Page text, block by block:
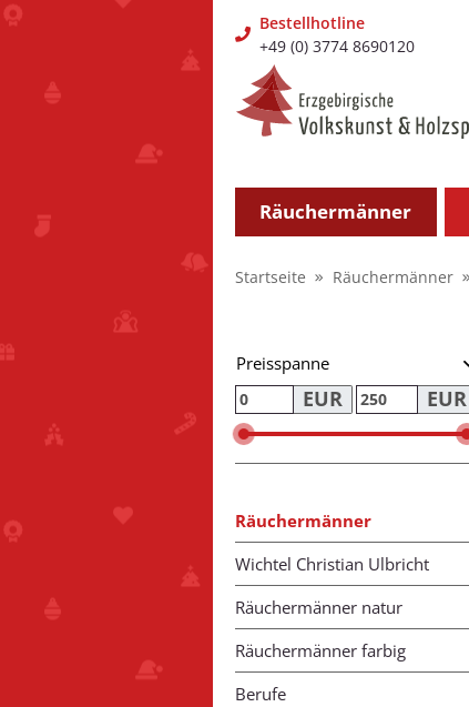
Bestellhotline
+49 (0) 3774 8690120
Räuchermänner
Startseite Räuchermänner
Preisspanne
EUR EUR
Räuchermänner
Wichtel Christian Ulbricht
Räuchermänner natur
Räuchermänner farbig
Berufe